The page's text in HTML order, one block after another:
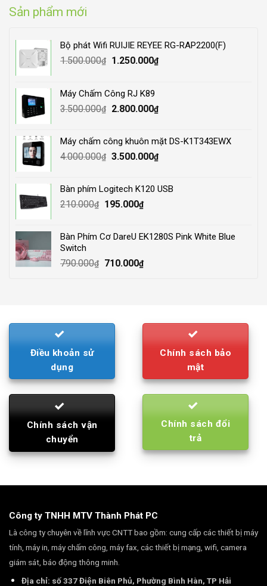
Sản phẩm mới
Bộ phát Wifi RUIJIE REYEE RG-RAP2200(F)
1.500.000₫
Original
1.500.000₫.
1.250.000₫Current
Máy Chấm Công RJ K89
3.500.000₫
Original
3.500.000₫.
2.800.000₫Current
2.800.000₫.
Máy chấm công khuôn mặt DS-K1T343EWX
4.000.000₫ Original
4.000.000₫.
3.500.000₫Current
3.500.000₫.
Bàn phím Logitech K120 USB
210.000₫
Original
210.000₫.
195.000₫Current
195.000₫.
Bàn Phím Cơ DareU EK1280S Pink White Blue
Switch
790.000₫
Original
710.000₫Current
Điều khoản sử
dụng
Chính sách bảo
mật
Chính sách vận
chuyển
Chính sách đổi
trả
Công ty TNHH MTV Thành Phát PC
Là công ty chuyên về lĩnh vực CNTT bao gồm: cung cấp các thiết bị máy
tính, máy in, máy chấm công, máy fax, các thiết bị mạng, wifi, camera
giám sát, báo động thông minh.
Địa chỉ: số 337 Điện Biên Phủ, Phường Bình Hàn, TP Hải